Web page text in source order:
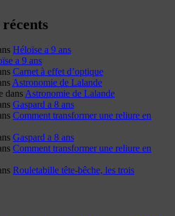
Héloïse a 9 ans
a 9 ans
Carnet à effet d’optique
Astronomie de Lalande
dansAstronomie de Lalande
Gaspard a 8 ans
Comment transformer une reliure en
Gaspard a 8 ans
Comment transformer une reliure en
Rouletabille tête-bêche, les trois